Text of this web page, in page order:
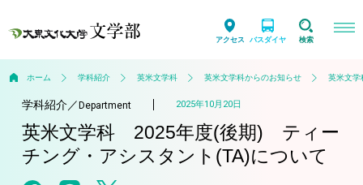
アクセス バスダイヤ 検索
ホーム 学科紹介 英米文学科 英米文学科からのお知らせ 英米文学
学科紹介／Department 2025年10月20日
英米文学科 2025年度(後期) ティー
チング・アシスタント(TA)について